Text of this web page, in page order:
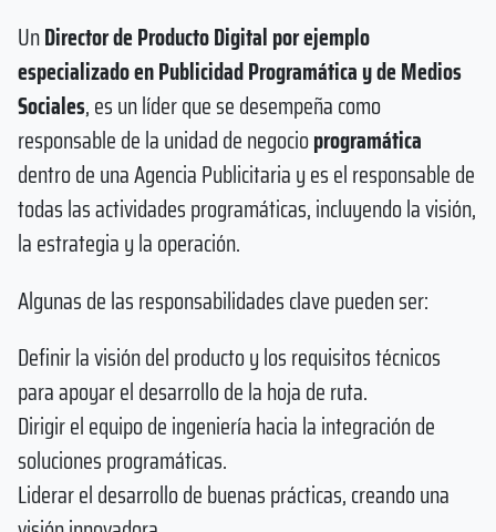
UnDirector de Producto Digital por ejemplo
especializado en Publicidad Programática y de Medios
Sociales, es un líder que se desempeña como
responsable de la unidad de negocioprogramática
dentro de una Agencia Publicitaria y es el responsable de
todas las actividades programáticas, incluyendo la visión,
la estrategia y la operación.
Algunas de las responsabilidades clave pueden ser:
Definir la visión del producto y los requisitos técnicos
para apoyar el desarrollo de la hoja de ruta.
Dirigir el equipo de ingeniería hacia la integración de
soluciones programáticas.
Liderar el desarrollo de buenas prácticas, creando una